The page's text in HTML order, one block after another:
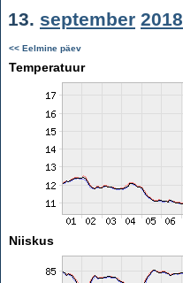
13. september 2018
<< Eelmine päev
Temperatuur
Niiskus